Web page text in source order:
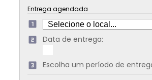
Entrega agendada
Data de entrega:
Escolha um período de